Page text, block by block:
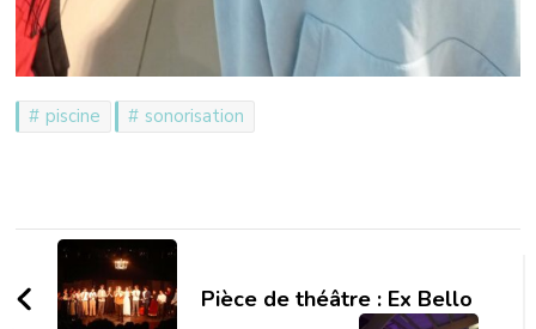
piscine sonorisation
Navigation
d'article
Pièce de théâtre : Ex Bello